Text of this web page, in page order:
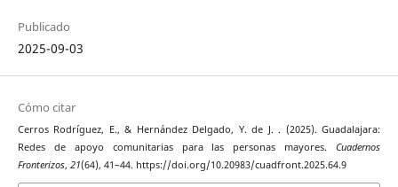
Publicado
2025-09-03
Cómo citar
Cerros Rodríguez, E., & Hernández Delgado, Y. de J. . (2025). Guadalajara:
Redes de apoyo comunitarias para las personas mayores.Cuadernos
Fronterizos, 21(64), 41–44. https://doi.org/10.20983/cuadfront.2025.64.9